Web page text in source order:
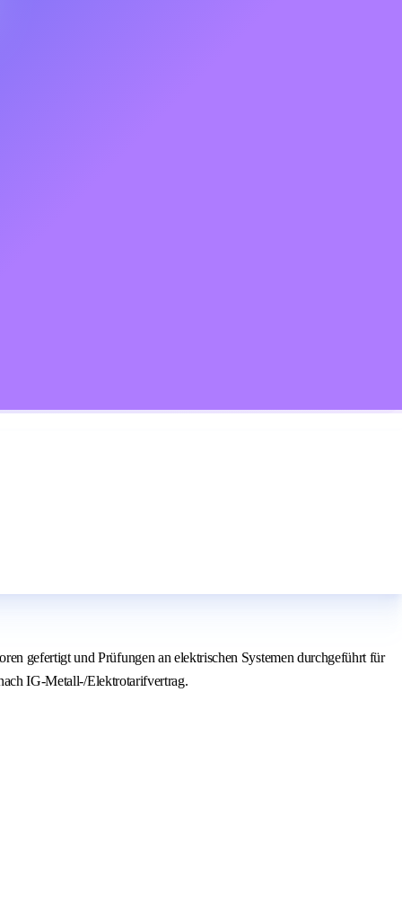
gefertigt und Prüfungen an elektrischen Systemen durchgeführt für
IG-Metall-/Elektrotarifvertrag.